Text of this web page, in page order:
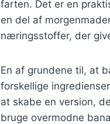
farten. Det er en
en del af
næringsstoffer, der
En af grundene til, at
forskellige
at skabe en version,
bruge overmodne